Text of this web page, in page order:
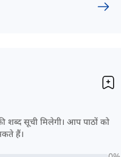
शब्द सूची मिलेगी। आप पाठों को
हैं।